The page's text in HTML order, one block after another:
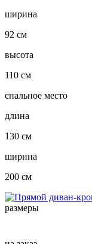
ширина
92 см
высота
110 см
спальное место
длина
130 см
ширина
200 см
размеры